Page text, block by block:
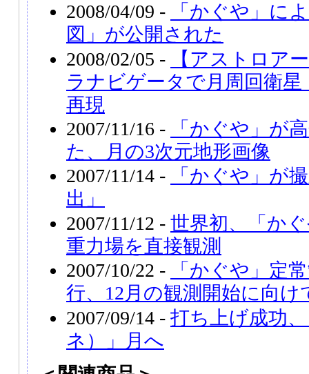
2008/04/09 -
「かぐや」に
図」が公開された
2008/02/05 -
【アストロア
ラナビゲータで月周回衛
再現
2007/11/16 -
「かぐや」が
た、月の3次元地形画像
2007/11/14 -
「かぐや」が
出」
2007/11/12 - 世界初、「か
重力場を直接観測
2007/10/22 -
「かぐや」定
行、12月の観測開始に向
2007/09/14 - 打ち上げ成功
ネ）」月へ